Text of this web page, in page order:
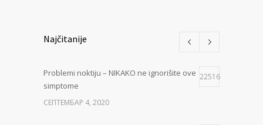
Najčitanije
Problemi noktiju – NIKAKO ne ignorišite ove
simptome
22516
СЕПТЕМБАР 4, 2020